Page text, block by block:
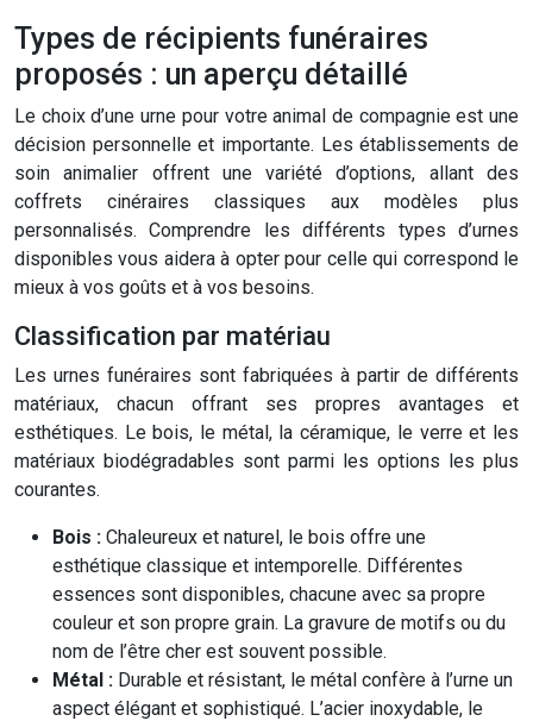
Types de récipients funéraires
proposés : un aperçu détaillé
Le choix d’une urne pour votre animal de compagnie est une
décision personnelle et importante. Les établissements de
soin animalier offrent une variété d’options, allant des
coffrets cinéraires classiques aux modèles plus
personnalisés. Comprendre les différents types d’urnes
disponibles vous aidera à opter pour celle qui correspond le
mieux à vos goûts et à vos besoins.
Classification par matériau
Les urnes funéraires sont fabriquées à partir de différents
matériaux, chacun offrant ses propres avantages et
esthétiques. Le bois, le métal, la céramique, le verre et les
matériaux biodégradables sont parmi les options les plus
courantes.
Bois : Chaleureux et naturel, le bois offre une
esthétique classique et intemporelle. Différentes
essences sont disponibles, chacune avec sa propre
couleur et son propre grain. La gravure de motifs ou du
nom de l’être cher est souvent possible.
Métal : Durable et résistant, le métal confère à l’urne un
aspect élégant et sophistiqué. L’acier inoxydable, le